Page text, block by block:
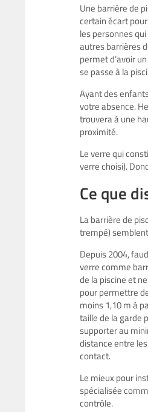
Une barrière de
certain écart
les personnes
autres barrières
permet d’avoir
se passe à la
Ayant des
votre absence.
trouvera à une
proximité.
Le verre qui
verre choisi).
Ce que
La barrière de
trempé)
Depuis 2004,
verre comme
de la piscine et
pour permettre
moins 1,10 m à
taille de la garde
supporter au
distance entre
contact.
Le mieux pour
spécialisée
contrôle.